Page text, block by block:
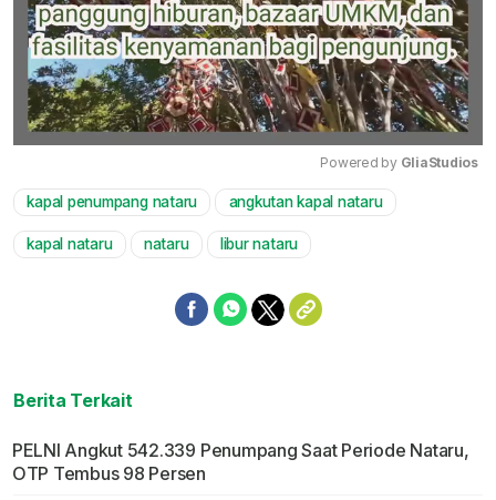
Powered by GliaStudios
kapal penumpang nataru angkutan kapal nataru
kapal nataru nataru libur nataru
Berita Terkait
PELNI Angkut 542.339 Penumpang Saat Periode Nataru,
OTP Tembus 98 Persen